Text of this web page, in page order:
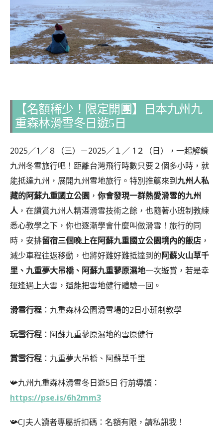
【名額稀少！限定開團】日本九州九
重森林滑雪冬日遊5日
2025／1／８（三）－2025／１／ 1２（日），一起解鎖
九州冬雪旅行吧！距離台灣飛行時數只要２個多小時，就
能抵達九州，展開九州雪地旅行。特別推薦來到九州人私
藏的阿蘇九重國立公園 ， 你會發現一群熱愛滑雪的九州
人，在讚賞九州人精湛滑雪技術之餘，也隨著小班制教練
悉心教學之下，你也逐漸學會什麼叫做滑雪！旅行的同
時，安排留宿三個晚上在阿蘇九重國立公園境內的飯店 ，
減少車程往返移動，也將好難好難抵達到的阿蘇火山草千
里、九重夢大吊橋、阿蘇九重蓼原濕地一次遊賞，若是幸
運逢遇上大雪，還能把雪地健行體驗一回。
滑雪行程 ：九重森林公園滑雪場的2日小班制教學
玩雪行程 ：阿蘇九重蓼原濕地的雪原健行
賞雪行程 ：九重夢大吊橋、阿蘇草千里
📯九州九重森林滑雪冬日遊5日 行前導讀：
https://pse.is/6h2mm3
📯CJ夫人讀者專屬折扣碼：名額有限，請私訊我！